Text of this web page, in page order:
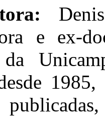
e ex-